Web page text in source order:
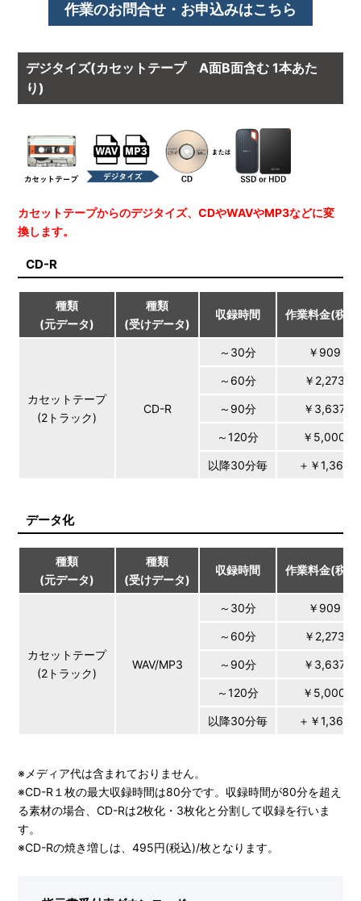
作業のお問合せ・お申込みはこちら
デジタイズ(カセットテープ A面B面含む 1本あた
り)
カセットテープからのデジタイズ、CDやWAVやMP3などに変
換します。
CD-R
種類
(元データ)
種類
(受けデータ)
収録時間 作業料金(税
カセットテープ
(2トラック)
CD-R
～30分 ￥909
～60分 ￥2,273
～90分 ￥3,637
～120分 ￥5,000
以降30分毎 ＋￥1,364
データ化
種類
(元データ)
種類
(受けデータ)
収録時間 作業料金(税
カセットテープ
(2トラック)
WAV/MP3
～30分 ￥909
～60分 ￥2,273
～90分 ￥3,637
～120分 ￥5,000
以降30分毎 ＋￥1,364
※メディア代は含まれておりません。
※CD-R１枚の最大収録時間は80分です。収録時間が80分を超え
る素材の場合、CD-Rは2枚化・3枚化と分割して収録を行いま
す。
※CD-Rの焼き増しは、495円(税込)/枚となります。